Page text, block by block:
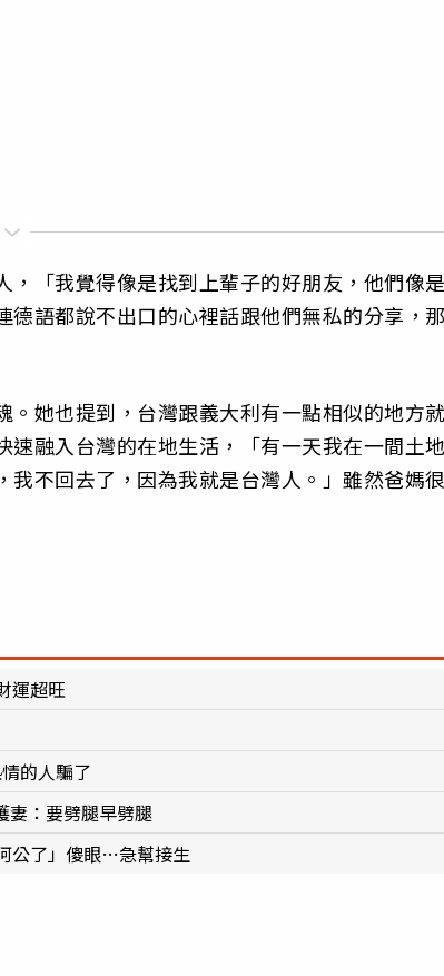
「我覺得像是找到上輩子的好朋友，他們像是
語都說不出口的心裡話跟他們無私的分享，那
她也提到，台灣跟義大利有一點相似的地方就
融入台灣的在地生活，「有一天我在一間土地
不回去了，因為我就是台灣人。」雖然爸媽很
運超旺
的人騙了
：要劈腿早劈腿
公了」傻眼…急幫接生